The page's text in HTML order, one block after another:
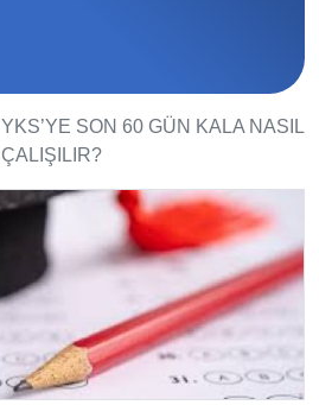
YKS’YE SON 60 GÜN KALA NASIL
ÇALIŞILIR?